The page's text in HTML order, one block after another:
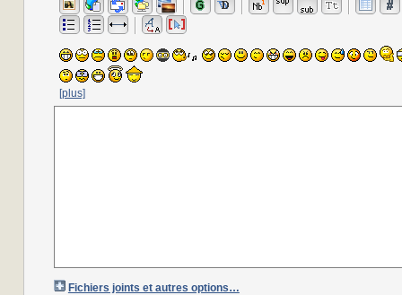
[plus]
Fichiers joints et autres options…